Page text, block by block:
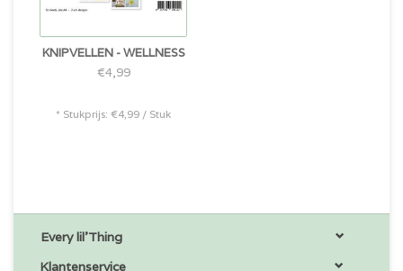
KNIPVELLEN - WELLNESS
€4,99
* Stukprijs: €4,99 / Stuk
Every lil'Thing
Klantenservice